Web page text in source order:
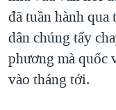
chính
Đi
tới
"Tìm"
MỤC
TỰ DO BÁO CHÍ
VẠCH TRẦN TIN
NGƯỜI VIỆT HẢI
CHUYÊN ĐỀ
CHIẾN TRANH
HỌC TIẾNG ANH
VIDEO
đã tuần hành
dân chúng tẩy
phương mà quốc
vào tháng tới.